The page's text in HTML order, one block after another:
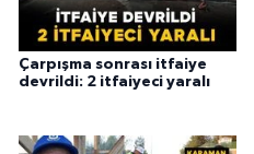
Çarpışma sonrası itfaiye
devrildi: 2 itfaiyeci yaralı